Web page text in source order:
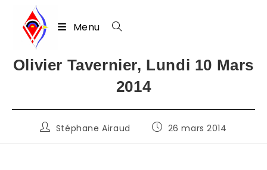
Skip
Menu
Olivier Tavernier, Lundi 10 Mars
2014
Auteur/autrice
Stéphane Airaud
Publication
26 mars 2014